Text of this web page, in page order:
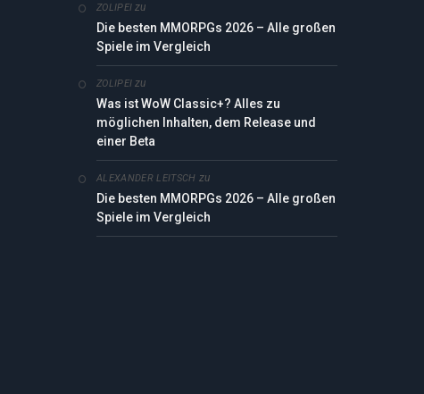
ZOLIPEI zu
Die besten MMORPGs 2026 – Alle großen
Spiele im Vergleich
ZOLIPEI zu
Was ist WoW Classic+? Alles zu
möglichen Inhalten, dem Release und
einer Beta
ALEXANDER LEITSCH zu
Die besten MMORPGs 2026 – Alle großen
Spiele im Vergleich